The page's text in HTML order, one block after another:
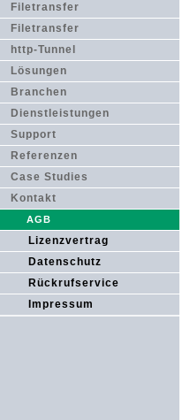
Filetransfer
Filetransfer
http-Tunnel
Lösungen
Branchen
Dienstleistungen
Support
Referenzen
Case Studies
Kontakt
AGB
Lizenzvertrag
Datenschutz
Rückrufservice
Impressum